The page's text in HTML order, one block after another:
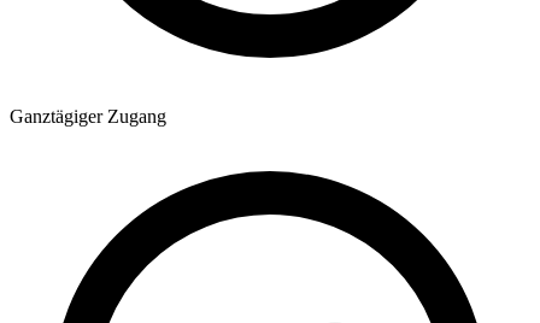
Ganztägiger Zugang